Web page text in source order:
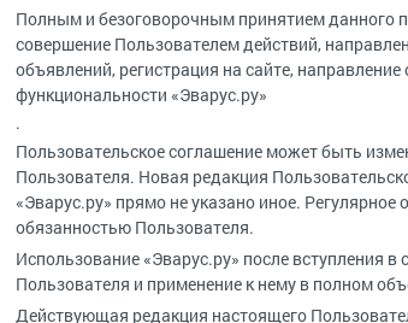
Полным и безоговорочным принятием данного
совершение Пользователем действий,
объявлений, регистрация на сайте,
функциональности «Эварус.ру»
.
Пользовательское соглашение может быть
Пользователя. Новая редакция
«Эварус.ру» прямо не указано иное.
обязанностью Пользователя.
Использование «Эварус.ру» после вступления
Пользователя и применение к нему в полном
Действующая редакция настоящего